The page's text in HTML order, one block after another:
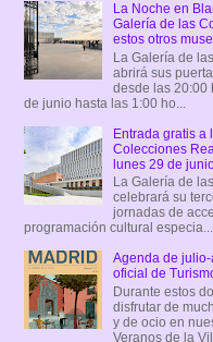
La Noche en
Galería de las
estos otros
La Galería de
abrirá sus
desde las 20:00
de junio hasta las 1:00 ho...
Entrada gratis a
Colecciones
lunes 29 de
La Galería de
celebrará su
jornadas de
programación cultural especia...
Agenda de
oficial de
Durante estos
disfrutar de
y de ocio en
Veranos de la